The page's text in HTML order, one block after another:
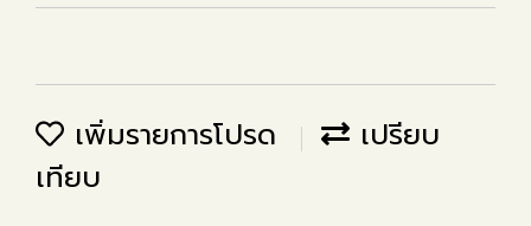
เพิ่มรายการโปรด
เปรียบ
เทียบ